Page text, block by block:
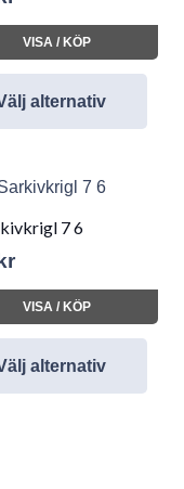
VISA / KÖP
alternativ
7 6
kr
VISA / KÖP
alternativ